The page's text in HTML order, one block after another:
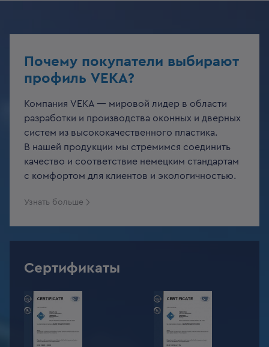
Почему покупатели выбирают
профиль VEKA?
Компания VEKA — мировой лидер в области
разработки и производства оконных и дверных
систем из высококачественного пластика.
В нашей продукции мы стремимся соединить
качество и соответствие немецким стандартам
с комфортом для клиентов и экологичностью.
Узнать больше
Сертификаты